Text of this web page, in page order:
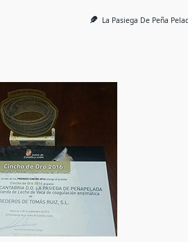
La Pasiega De Peña